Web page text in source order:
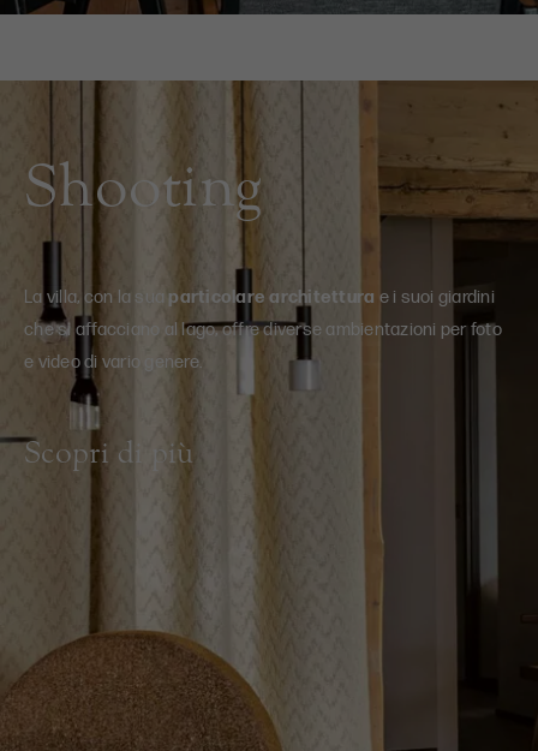
Shooting
La villa, con la sua particolare architettura e i suoi giardini
che si affacciano al lago, offre diverse ambientazioni per foto
e video di vario genere.
Scopri di più